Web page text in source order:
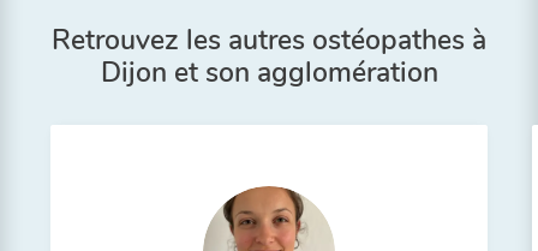
Retrouvez les autres ostéopathes à
Dijon et son agglomération